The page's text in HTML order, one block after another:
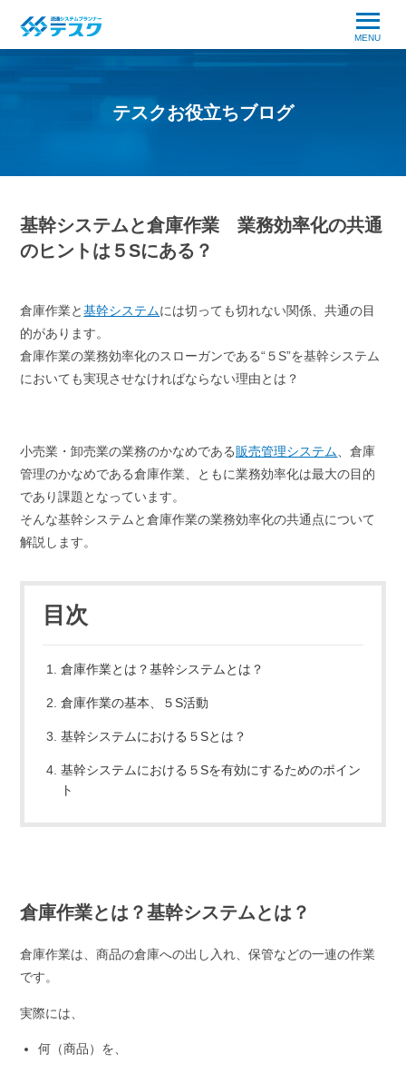
MENU
テスクお役立ちブログ
基幹システムと倉庫作業 業務効率化の共通
のヒントは５Sにある？
倉庫作業と基幹システムには切っても切れない関係、共通の目
的があります。
倉庫作業の業務効率化のスローガンである“５S”を基幹システム
においても実現させなければならない理由とは？
小売業・卸売業の業務のかなめである販売管理システム 、倉庫
管理のかなめである倉庫作業、ともに業務効率化は最大の目的
であり課題となっています。
そんな基幹システムと倉庫作業の業務効率化の共通点について
解説します。
目次
倉庫作業とは？基幹システムとは？
倉庫作業の基本、５S活動
基幹システムにおける５Sとは？
基幹システムにおける５Sを有効にするためのポイン
ト
倉庫作業とは？基幹システムとは？
倉庫作業は、商品の倉庫への出し入れ、保管などの一連の作業
です。
実際には、
何（商品）を、